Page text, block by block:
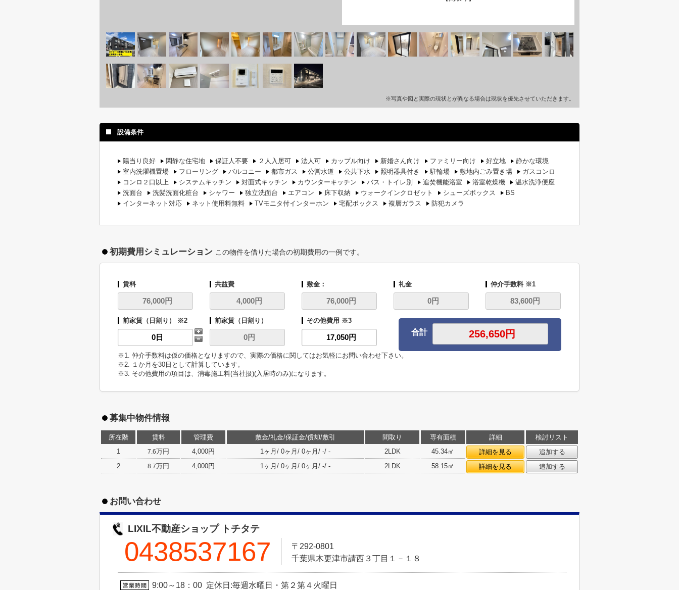
※写真や図と実際の現状とが異なる場合は現状を優先させていただきます。
設備条件
陽当り良好 閑静な住宅地 保証人不要 ２人入居可 法人可 カップル向け 新婚さん向け ファミリー向け 好立地
静かな環境
室内洗濯機置場
フローリング バルコニー 都市ガス 公営水道 公共下水 照明器具付き 駐輪場 敷地内ごみ置き場
ガスコンロ
コンロ２口以上
システムキッチン 対面式キッチン カウンターキッチン バス・トイレ別 追焚機能浴室 浴室乾燥機
温水洗浄便座
洗面台
洗髪洗面化粧台 シャワー 独立洗面台 エアコン 床下収納 ウォークインクロゼット シューズボックス
BS
インターネット対応
ネット使用料無料 TVモニタ付インターホン 宅配ボックス 複層ガラス 防犯カメラ
初期費用シミュレーション この物件を借りた場合の初期費用の一例です。
賃料 共益費 敷金： 礼金 仲介手数料 ※1
前家賃（日割り） ※2 前家賃（日割り） その他費用 ※3
合計
※1. 仲介手数料は仮の価格となりますので、実際の価格に関してはお気軽にお問い合わせ下さい。
※2. １か月を30日として計算しています。
※3. その他費用の項目は、消毒施工料(当社扱)(入居時のみ)になります。
募集中物件情報
所在階 賃料 管理費 敷金/礼金/保証金/償却/敷引 間取り 専有面積 詳細
検討リスト
1
7.6万円 4,000円 1ヶ月/ 0ヶ月/ 0ヶ月/ -/ - 2LDK 45.34㎡ 詳細を見る
追加する
2
8.7万円 4,000円 1ヶ月/ 0ヶ月/ 0ヶ月/ -/ - 2LDK 58.15㎡ 詳細を見る 追加する
お問い合わせ
LIXIL不動産ショップ トチタテ
0438537167
〒292-0801
千葉県木更津市請西３丁目１－１８
9:00～18：00 定休日:毎週水曜日・第２第４火曜日